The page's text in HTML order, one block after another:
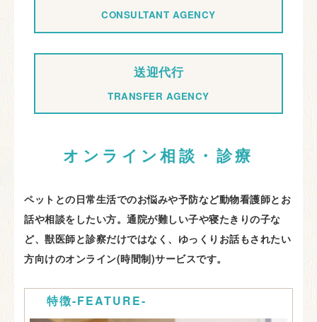
CONSULTANT AGENCY
送迎代行
TRANSFER AGENCY
オンライン相談・診療
ペットとの日常生活でのお悩みや予防など動物看護師とお
話や相談をしたい方。通院が難しい子や寝たきりの子な
ど、獣医師と診察だけではなく、ゆっくりお話もされたい
方向けのオンライン(時間制)サービスです。
特徴-FEATURE-